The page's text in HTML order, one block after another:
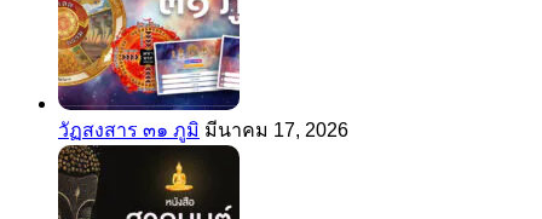
วัฏสงสาร ๓๑ ภูมิ มีนาคม 17, 2026